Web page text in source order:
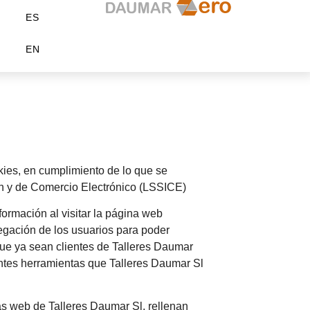
ES
EN
en cumplimiento de lo que se
y de Comercio Electrónico (LSSICE)
al visitar la página web
de los usuarios para poder
ya sean clientes de Talleres Daumar
herramientas que Talleres Daumar Sl
web de Talleres Daumar Sl, rellenan